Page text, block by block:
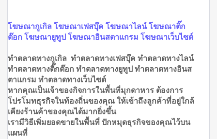
โฆษณากูเกิล โฆษณาเฟสบุ๊ค โฆษณาไลน์ โฆษณาติ๊ก
ต๊อก โฆษณายูทูป โฆษณาอินสตาแกรม โฆษณาเว็บไซต์
ทำตลาดทางกูเกิล ทำตลาดทางเฟสบุ๊ค ทำตลาดทางไลน์
ทำตลาดทางติ๊กต๊อก ทำตลาดทางยูทูป ทำตลาดทางอินส
ตาแกรม ทำตลาดทางเว็บไซต์
หากคุณเป็นเจ้าของกิจการในพื้นที่มุกดาหาร ต้องการ
โปรโมทธุรกิจในท้องถิ่นของคุณ ให้เข้าถึงลูกค้าที่อยู่ใกล้
เคียงร้านค้าของคุณได้มากยิ่งขึ้น
เรามีวิธีเพิ่มยอดขายในพื้นที่ ปักหมุดธุรกิจของคุณไว้บน
แผนที่